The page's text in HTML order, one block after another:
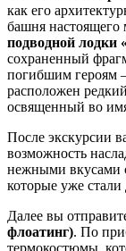
как его
башня настоящего
подводной лодки
сохраненный
погибшим героям
расположен
освященный во
После экскурсии
возможность
нежными вкусами
которые уже стали
Далее вы
флоатинг). По
термокостюмы,